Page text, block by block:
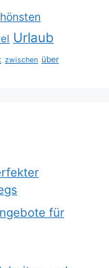
Urlaub
zwischen über
für